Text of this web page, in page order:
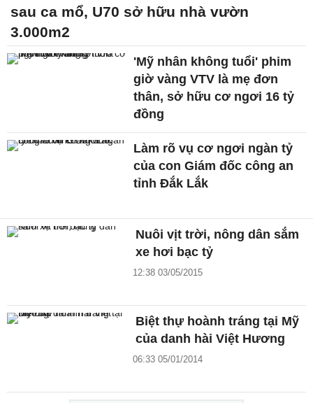
sau ca mổ, U70 sở hữu nhà vườn
3.000m2
'Mỹ nhân không tuổi' phim
giờ vàng VTV là mẹ đơn
thân, sở hữu cơ ngơi 16 tỷ
đồng
Làm rõ vụ cơ ngơi ngàn tỷ
của con Giám đốc công an
tỉnh Đắk Lắk
Nuôi vịt trời, nông dân sắm
xe hơi bạc tỷ
12:38 03/05/2015
Biệt thự hoành tráng tại Mỹ
của danh hài Việt Hương
06:33 05/01/2014